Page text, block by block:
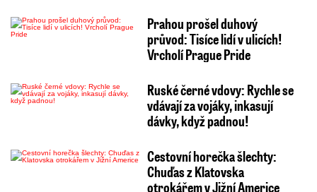
Prahou prošel duhový
průvod: Tisíce lidí v ulicích!
Vrcholí Prague Pride
Ruské černé vdovy: Rychle se
vdávají za vojáky, inkasují
dávky, když padnou!
Cestovní horečka šlechty:
Chuďas z Klatovska
otrokářem v Jižní Americe